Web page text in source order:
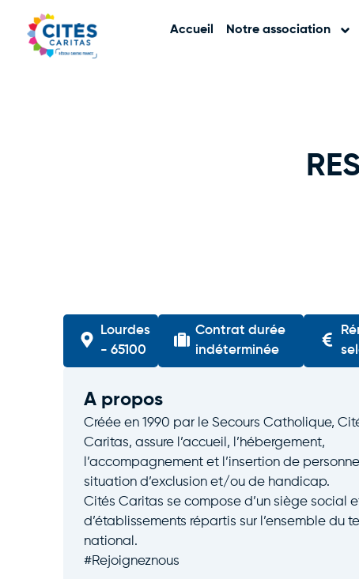
Accueil Notre association
Lourdes
- 65100
Contrat durée
indéterminée
A propos
Créée en 1990 par le Secours Catholique,
Caritas, assure l’accueil, l’hébergement,
l’accompagnement et l’insertion de
situation d’exclusion et/ou de handicap.
Cités Caritas se compose d’un siège social
d’établissements répartis sur l’ensemble du
national.
#Rejoigneznous